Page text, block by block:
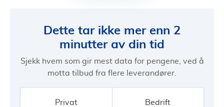
Dette tar ikke mer enn 2
minutter av din tid
Sjekk hvem som gir mest data for pengene, ved å
motta tilbud fra flere leverandører.
Privat Bedrift